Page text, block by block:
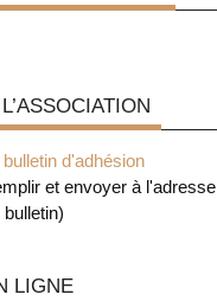
d'adhésion
et envoyer à l'adresse
LIGNE